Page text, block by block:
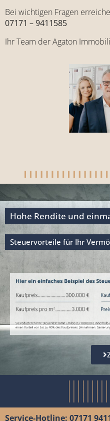
Bei wichtigen Fragen
07171 – 9411585
Ihr Team der Agaton
Hohe Rendite und
Steuervorteile für Ihr
Service-Hotline: 07171